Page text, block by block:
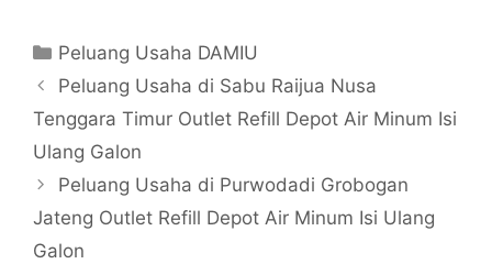
Kategori
Peluang Usaha DAMIU
Peluang Usaha di Sabu Raijua Nusa
Tenggara Timur Outlet Refill Depot Air Minum Isi
Ulang Galon
Peluang Usaha di Purwodadi Grobogan
Jateng Outlet Refill Depot Air Minum Isi Ulang
Galon